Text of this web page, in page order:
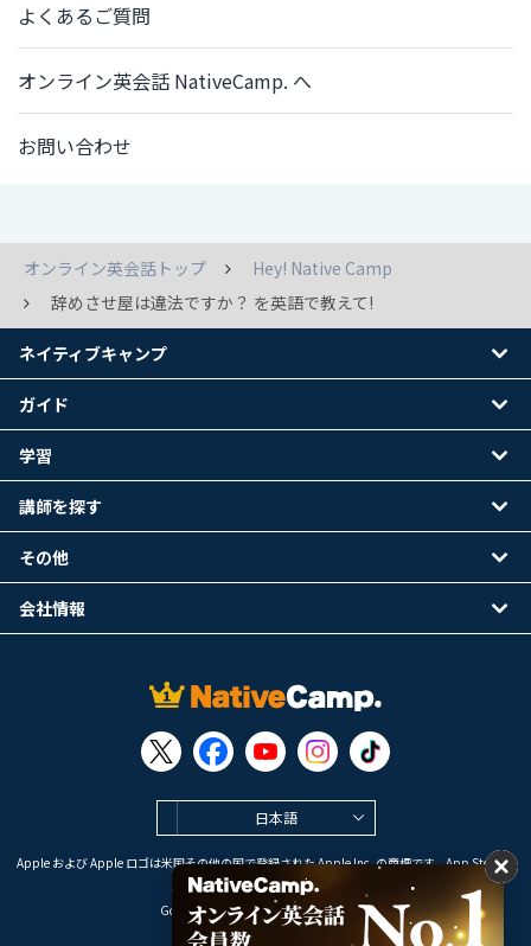
よくあるご質問
オンライン英会話 NativeCamp. へ
お問い合わせ
オンライン英会話トップ
Hey! Native Camp
辞めさせ屋は違法ですか？ を英語で教えて!
日本語
Apple および Apple ロゴは米国その他の国で登録された Apple Inc. の商標です。App Store は
Apple Inc. のサービスマークです。
Google Play は Google LLC の商標です。
ネイティブキャンプ
ガイド
学習
講師を探す
その他
会社情報